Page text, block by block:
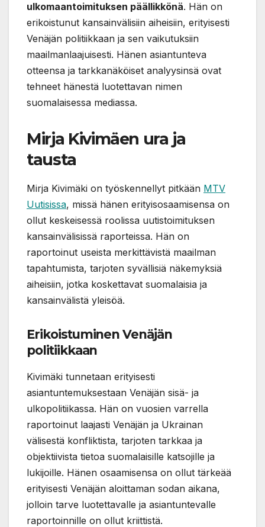
ulkomaantoimituksen päällikkönä. Hän on
erikoistunut kansainvälisiin aiheisiin, erityisesti
Venäjän politiikkaan ja sen vaikutuksiin
maailmanlaajuisesti. Hänen asiantunteva
otteensa ja tarkkanäköiset analyysinsä ovat
tehneet hänestä luotettavan nimen
suomalaisessa mediassa.
Mirja Kivimäen ura ja
tausta
Mirja Kivimäki on työskennellyt pitkään MTV
Uutisissa, missä hänen erityisosaamisensa on
ollut keskeisessä roolissa uutistoimituksen
kansainvälisissä raporteissa. Hän on
raportoinut useista merkittävistä maailman
tapahtumista, tarjoten syvällisiä näkemyksiä
aiheisiin, jotka koskettavat suomalaisia ja
kansainvälistä yleisöä.
Erikoistuminen Venäjän
politiikkaan
Kivimäki tunnetaan erityisesti
asiantuntemuksestaan Venäjän sisä- ja
ulkopolitiikassa. Hän on vuosien varrella
raportoinut laajasti Venäjän ja Ukrainan
välisestä konfliktista, tarjoten tarkkaa ja
objektiivista tietoa suomalaisille katsojille ja
lukijoille. Hänen osaamisensa on ollut tärkeää
erityisesti Venäjän aloittaman sodan aikana,
jolloin tarve luotettavalle ja asiantuntevalle
raportoinnille on ollut kriittistä.